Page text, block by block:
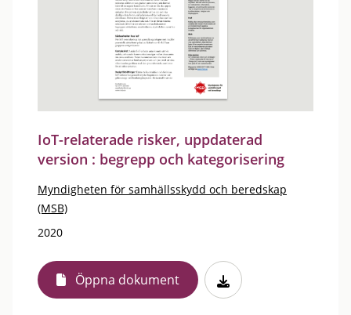
IoT-relaterade risker, uppdaterad
version : begrepp och kategorisering
Myndigheten för samhällsskydd och beredskap
(MSB)
2020
Öppna dokument